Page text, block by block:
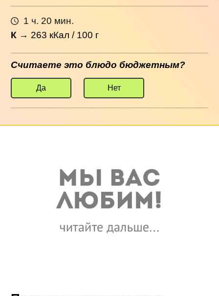
1 ч. 20 мин.
К → 263 кКал / 100 г
Считаете это блюдо бюджетным?
Да Нет